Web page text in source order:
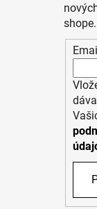
shope.
Email